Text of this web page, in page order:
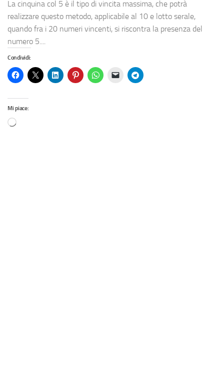
La cinquina col 5 è il tipo di vincita massima, che potrà
realizzare questo metodo, applicabile al 10 e lotto serale,
quando fra i 20 numeri vincenti, si riscontra la presenza del
numero 5....
Condividi:
Mi piace: